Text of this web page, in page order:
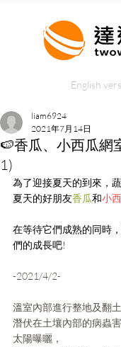
English
🍉香瓜、小西瓜網
1)
liam6924
2021年7月14日
為了迎接夏天的到來，
夏天的好朋友香瓜和小
在等待它們成熟的同時
們的成長吧!
-2021/4/2-
溫室內部進行整地及翻土
潛伏在土壤內部的病蟲
太陽曝曬，